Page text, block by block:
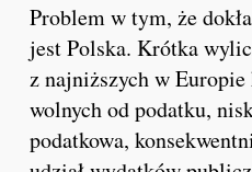
Problem w tym, że
jest Polska. Krótka
z najniższych w
wolnych od podatku,
podatkowa,